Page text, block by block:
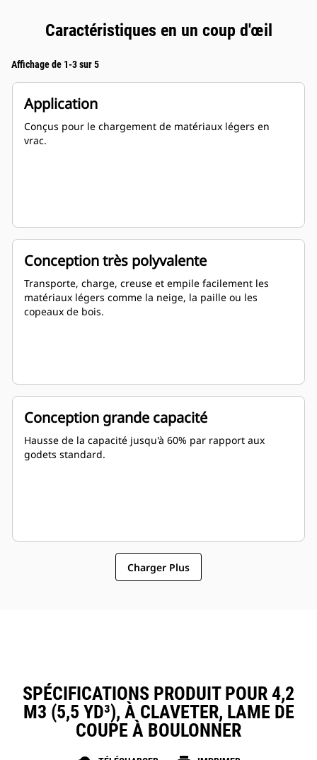
Caractéristiques en un coup d'œil
Affichage de 1-3 sur 5
Application
Conçus pour le chargement de matériaux légers en
vrac.
Conception très polyvalente
Transporte, charge, creuse et empile facilement les
matériaux légers comme la neige, la paille ou les
copeaux de bois.
Conception grande capacité
Hausse de la capacité jusqu'à 60% par rapport aux
godets standard.
Charger Plus
SPÉCIFICATIONS PRODUIT POUR 4,2
M3 (5,5 YD³), À CLAVETER, LAME DE
COUPE À BOULONNER